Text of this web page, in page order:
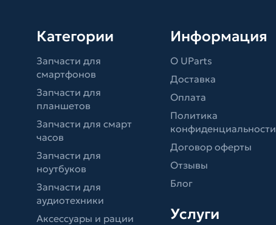
Категории
Запчасти для
смартфонов
Запчасти для
планшетов
Запчасти для смарт
часов
Запчасти для
ноутбуков
Запчасти для
аудиотехники
Аксессуары и рации
Информация
О UParts
Доставка
Оплата
Политика
конфиденциальности
Договор оферты
Отзывы
Блог
Услуги